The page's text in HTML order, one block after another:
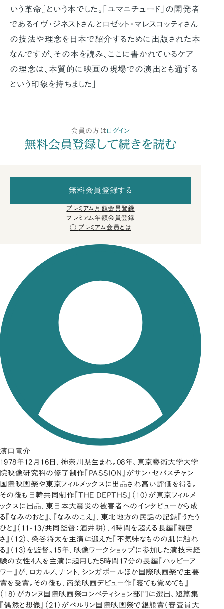
いう革命』という本でした。「ユマニチュード」の開発者
であるイヴ・ジネストさんとロゼット・マレスコッティさん
の技法や理念を日本で紹介するために出版された本
なんですが、その本を読み、ここに書かれているケア
の理念は、本質的に映画の現場での演出とも通ずる
という印象を持ちました」
会員の方はログイン
無料会員登録して続きを読む
無料会員登録する
プレミアム月額会員登録
プレミアム年額会員登録
プレミアム会員とは
濱口竜介
1978年12月16日、神奈川県生まれ。08年、東京藝術大学大学
院映像研究科の修了制作『PASSION』がサン・セバスチャン
国際映画祭や東京フィルメックスに出品され高い評価を得る。
その後も日韓共同制作『THE DEPTHS』（10）が東京フィルメ
ックスに出品、東日本大震災の被害者へのインタビューから成
る『なみのおと』、『なみのこえ』、東北地方の民話の記録『うたう
ひと』（11-13/共同監督：酒井耕）、4時間を超える長編『親密
さ』（12）、染谷将太を主演に迎えた『不気味なものの肌に触れ
る』（13）を監督。15年、映像ワークショップに参加した演技未経
験の女性4人を主演に起用した5時間17分の長編『ハッピーア
ワー』が、ロカルノ、ナント、シンガポールほか国際映画祭で主要
賞を受賞。その後も、商業映画デビュー作『寝ても覚めても』
（18）がカンヌ国際映画祭コンペティション部門に選出、短篇集
『偶然と想像』（21）がベルリン国際映画祭で銀熊賞（審査員大